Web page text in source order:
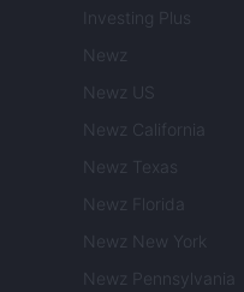
Investing Plus
Newz
Newz US
Newz California
Newz Texas
Newz Florida
Newz New York
Newz Pennsylvania